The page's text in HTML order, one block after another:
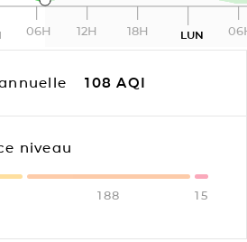
06H 12H 18H LUN
108 AQI
niveau
188 15